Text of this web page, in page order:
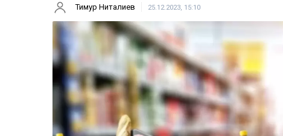
Тимур Ниталиев 25.12.2023, 15:10